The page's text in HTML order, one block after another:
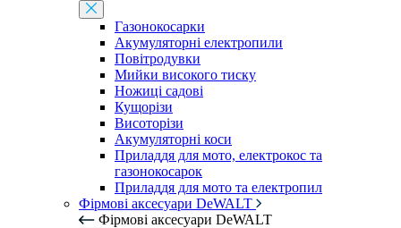
Газонокосарки
Акумуляторні електропили
Повітродувки
Мийки високого тиску
Ножиці садові
Кущорізи
Висоторізи
Акумуляторні коси
Приладдя для мото, електрокос та
газонокосарок
Приладдя для мото та електропил
Фірмові аксесуари DeWALT
Фірмові аксесуари DeWALT